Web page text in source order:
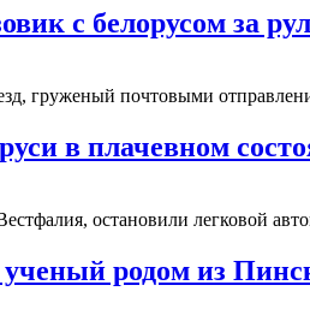
с белорусом за
груженый почтовыми
в плачевном
остановили легковой
родом из